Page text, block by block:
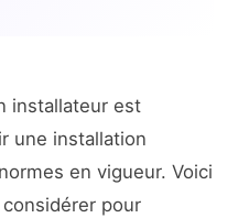
installateur est
une installation
en vigueur. Voici
pour